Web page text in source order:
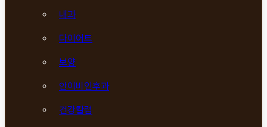
내과
다이어트
보양
안이비인후과
건강칼럼